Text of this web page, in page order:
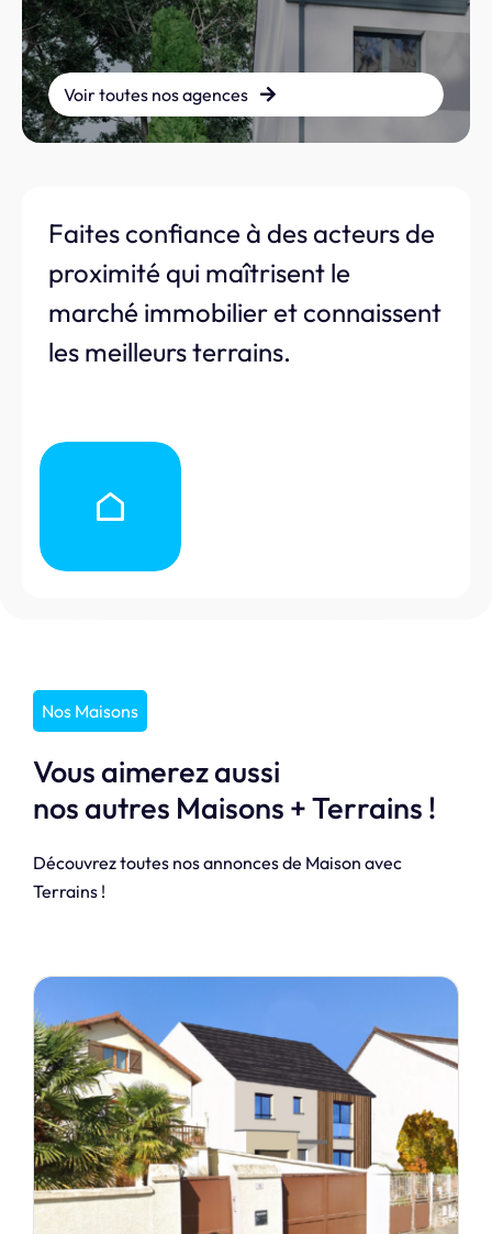
Voir toutes nos agences
Faites confiance à des acteurs de
proximité qui maîtrisent le
marché immobilier et connaissent
les meilleurs terrains.
Nos Maisons
Vous aimerez aussi
nos autres Maisons + Terrains !
Découvrez toutes nos annonces de Maison avec
Terrains !